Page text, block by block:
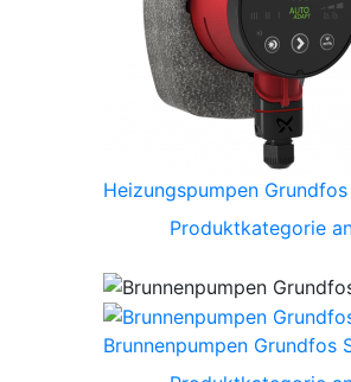
Heizungspumpen
Produktkategorie
Brunnenpumpen Grundfos